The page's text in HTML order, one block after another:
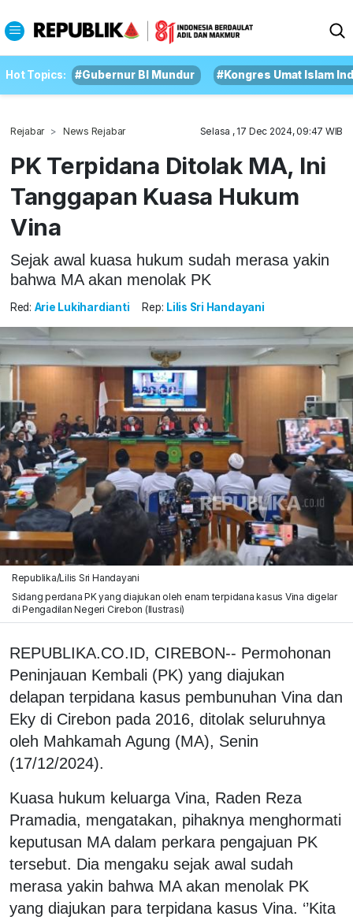
Hot Topics: #Gubernur BI Mundur #Kongres Umat Islam
Rejabar News Rejabar Selasa , 17 Dec 2024, 09:47 WIB
PK Terpidana Ditolak MA, Ini
Tanggapan Kuasa Hukum
Vina
Sejak awal kuasa hukum sudah merasa yakin
bahwa MA akan menolak PK
Red: Arie Lukihardianti Rep: Lilis Sri Handayani
Republika/Lilis Sri Handayani
Sidang perdana PK yang diajukan oleh enam terpidana kasus Vina digelar
di Pengadilan Negeri Cirebon (Ilustrasi)
REPUBLIKA.CO.ID, CIREBON-- Permohonan
Peninjauan Kembali (PK) yang diajukan
delapan terpidana kasus pembunuhan Vina dan
Eky di Cirebon pada 2016, ditolak seluruhnya
oleh Mahkamah Agung (MA), Senin
(17/12/2024).
Kuasa hukum keluarga Vina, Raden Reza
Pramadia, mengatakan, pihaknya menghormati
keputusan MA dalam perkara pengajuan PK
tersebut. Dia mengaku sejak awal sudah
merasa yakin bahwa MA akan menolak PK
yang diajukan para terpidana kasus Vina. ‘’Kita